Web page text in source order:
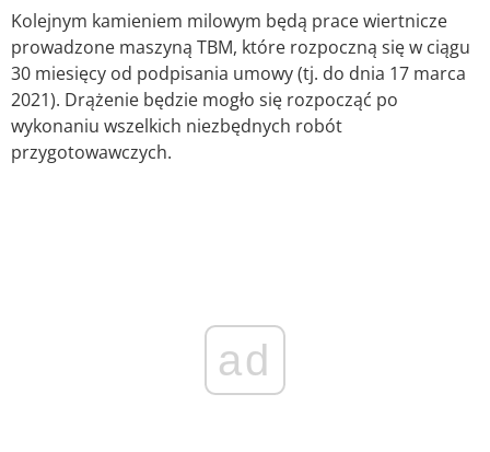
Kolejnym kamieniem milowym będą prace wiertnicze
prowadzone maszyną TBM, które rozpoczną się w ciągu
30 miesięcy od podpisania umowy (tj. do dnia 17 marca
2021). Drążenie będzie mogło się rozpocząć po
wykonaniu wszelkich niezbędnych robót
przygotowawczych.
ad